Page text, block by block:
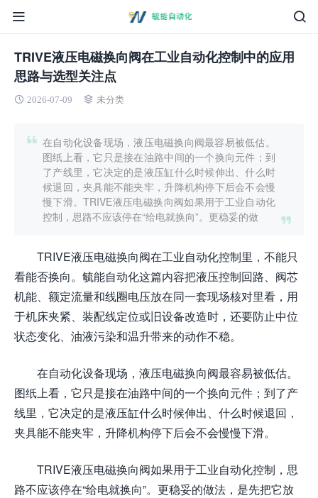
TRIVE液压电磁换向阀在工业自动化控制中的应用
思路与选型关注点
2026-07-09 未分类
在自动化设备现场，液压电磁换向阀最容易被低估。
图纸上看，它只是接在油路中间的一个换向元件；到
了产线里，它决定的是液压缸什么时候伸出、什么时
候退回，夹具能不能夹牢，升降机构停下后会不会慢
慢下滑。TRIVE液压电磁换向阀如果用于工业自动化
控制，思路不应该停在“给电就换向”。更稳妥的做
TRIVE液压电磁换向阀在工业自动化控制里，不能只
看能否换向。毓能自动化这篇内容把液压控制回路、阀芯
机能、额定流量和线圈电压放在同一套现场核对里看，用
于机床夹紧、装配线定位或旧设备改造时，还要防止中位
状态变化、油液污染和温升带来的动作不稳。
在自动化设备现场，液压电磁换向阀最容易被低估。
图纸上看，它只是接在油路中间的一个换向元件；到了产
线里，它决定的是液压缸什么时候伸出、什么时候退回，
夹具能不能夹牢，升降机构停下后会不会慢慢下滑。
TRIVE液压电磁换向阀如果用于工业自动化控制，思
路不应该停在“给电就换向”。更稳妥的做法，是先把它放